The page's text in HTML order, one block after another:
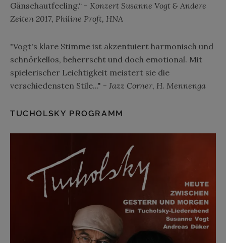
Gänsehautfeeling.“ - Konzert Susanne Vogt & Andere
Zeiten 2017, Philine Proft, HNA
"Vogt's klare Stimme ist akzentuiert harmonisch und
schnörkellos, beherrscht und doch emotional. Mit
spielerischer Leichtigkeit meistert sie die
verschiedensten Stile..." - Jazz Corner, H. Mennenga
TUCHOLSKY PROGRAMM